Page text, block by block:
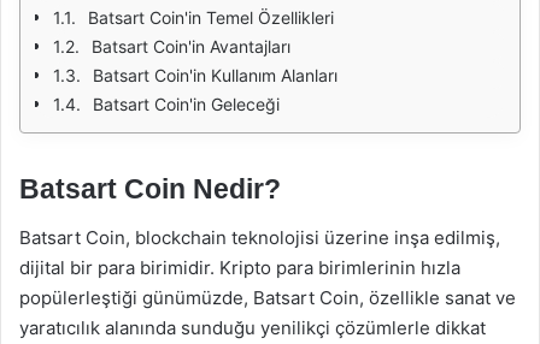
Batsart Coin'in Temel Özellikleri
Batsart Coin'in Avantajları
Batsart Coin'in Kullanım Alanları
Batsart Coin'in Geleceği
Batsart Coin Nedir?
Batsart Coin, blockchain teknolojisi üzerine inşa edilmiş,
dijital bir para birimidir. Kripto para birimlerinin hızla
popülerleştiği günümüzde, Batsart Coin, özellikle sanat ve
yaratıcılık alanında sunduğu yenilikçi çözümlerle dikkat